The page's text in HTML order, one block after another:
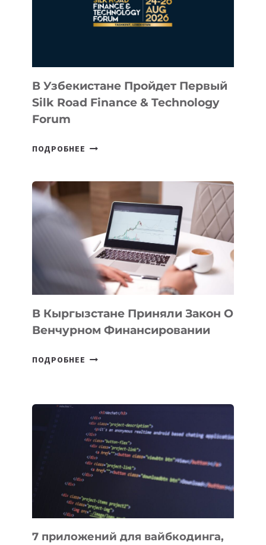
NACE.AI
В Узбекистане Пройдет Первый
Silk Road Finance & Technology
Forum
ПОДРОБНЕЕ
FINANCE
&
TECHNOLOGY
FORUM
В Кыргызстане Приняли Закон О
Венчурном Финансировании
ПОДРОБНЕЕ
О
ВЕНЧУРНОМ
ФИНАНСИРОВАНИИ
7 приложений для вайбкодинга,